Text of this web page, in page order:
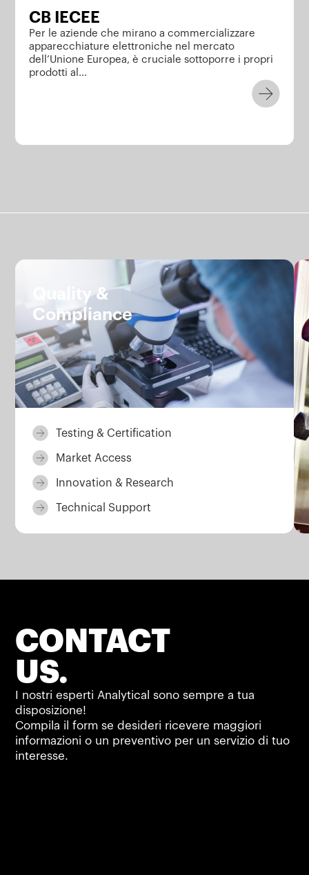
CB IECEE
Per le aziende che mirano a commercializzare
apparecchiature elettroniche nel mercato
dell’Unione Europea, è cruciale sottoporre i propri
prodotti al…
Servizi.
Quality &
Compliance
Testing & Certification
Market Access
Innovation & Research
Technical Support
CONTACT
US.
I nostri esperti Analytical sono sempre a tua
disposizione!
Compila il form se desideri ricevere maggiori
informazioni o un preventivo per un servizio di tuo
interesse.